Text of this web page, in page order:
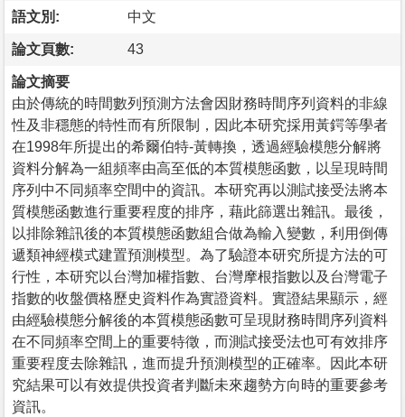
語文別: 中文
論文頁數: 43
論文摘要
由於傳統的時間數列預測方法會因財務時間序列資料的非線
性及非穩態的特性而有所限制，因此本研究採用黃鍔等學者
在1998年所提出的希爾伯特-黃轉換，透過經驗模態分解將
資料分解為一組頻率由高至低的本質模態函數，以呈現時間
序列中不同頻率空間中的資訊。本研究再以測試接受法將本
質模態函數進行重要程度的排序，藉此篩選出雜訊。最後，
以排除雜訊後的本質模態函數組合做為輸入變數，利用倒傳
遞類神經模式建置預測模型。為了驗證本研究所提方法的可
行性，本研究以台灣加權指數、台灣摩根指數以及台灣電子
指數的收盤價格歷史資料作為實證資料。實證結果顯示，經
由經驗模態分解後的本質模態函數可呈現財務時間序列資料
在不同頻率空間上的重要特徵，而測試接受法也可有效排序
重要程度去除雜訊，進而提升預測模型的正確率。因此本研
究結果可以有效提供投資者判斷未來趨勢方向時的重要參考
資訊。